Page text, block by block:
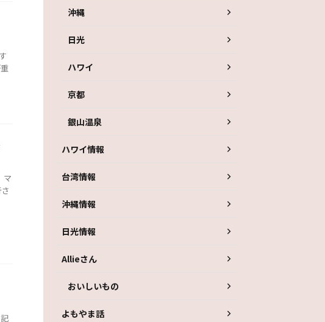
マ
沖縄
日光
ハワイ
京都
銀山温泉
ハワイ情報
台湾情報
沖縄情報
日光情報
Allieさん
おいしいもの
よもやま話